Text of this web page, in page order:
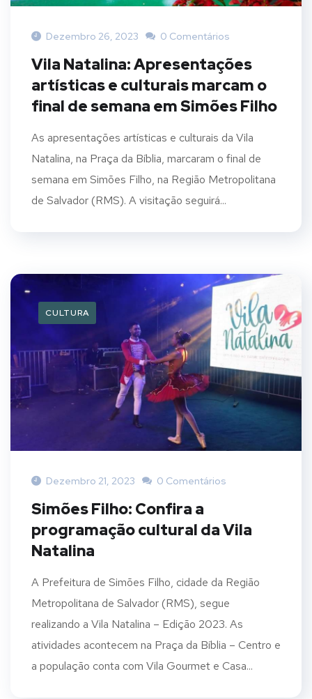
Dezembro 26, 2023 0 Comentários
Vila Natalina: Apresentações
artísticas e culturais marcam o
final de semana em Simões Filho
As apresentações artísticas e culturais da Vila
Natalina, na Praça da Bíblia, marcaram o final de
semana em Simões Filho, na Região Metropolitana
de Salvador (RMS). A visitação seguirá...
CULTURA
Dezembro 21, 2023 0 Comentários
Simões Filho: Confira a
programação cultural da Vila
Natalina
A Prefeitura de Simões Filho, cidade da Região
Metropolitana de Salvador (RMS), segue
realizando a Vila Natalina – Edição 2023. As
atividades acontecem na Praça da Bíblia – Centro e
a população conta com Vila Gourmet e Casa...